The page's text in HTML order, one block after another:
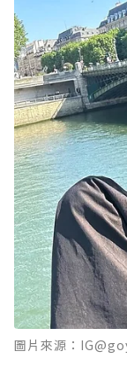
圖片來源：